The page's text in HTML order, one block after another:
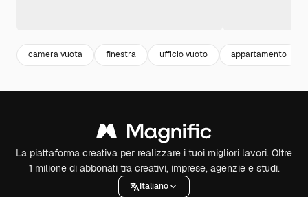
camera vuota finestra ufficio vuoto appartamento
La piattaforma creativa per realizzare i tuoi migliori lavori. Oltre
1 milione di abbonati tra creativi, imprese, agenzie e studi.
Italiano